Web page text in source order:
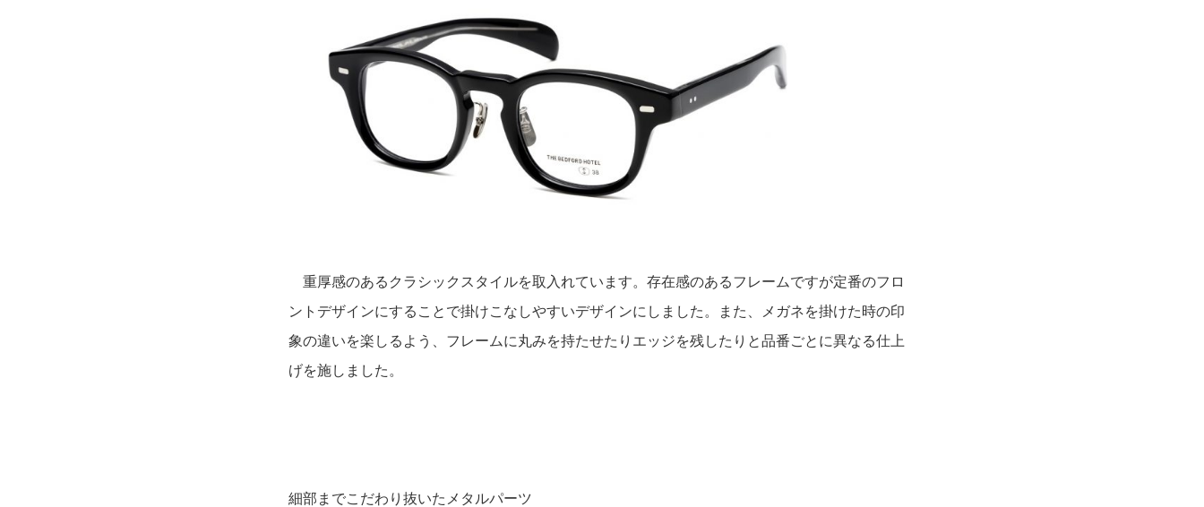
重厚感のあるクラシックスタイルを取入れています。存在感のあるフレームですが定番のフロ
ントデザインにすることで掛けこなしやすいデザインにしました。また、メガネを掛けた時の印
象の違いを楽しるよう、フレームに丸みを持たせたりエッジを残したりと品番ごとに異なる仕上
げを施しました。
細部までこだわり抜いたメタルパーツ